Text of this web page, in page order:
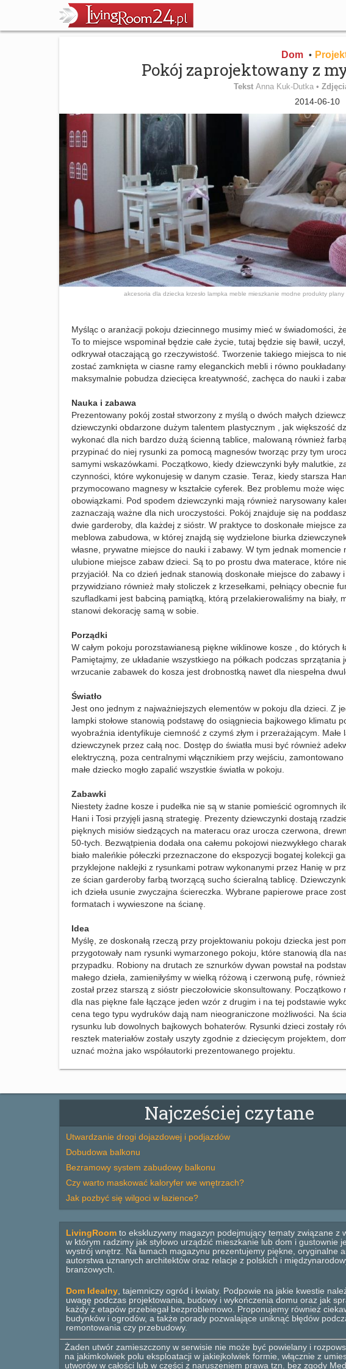
Dom •
Pokój zaprojektowany z
Tekst Anna Kuk-Dutka •
2014-06-10
akcesoria dla dziecka krzesło lampka meble mieszkanie modne produkty plany
Myśląc o aranżacji pokoju dziecinnego musimy mieć w świadomości, że
To to miejsce wspominał będzie całe życie, tutaj będzie się bawił,
odkrywał otaczającą go rzeczywistość. Tworzenie takiego miejsca to
zostać zamknięta w ciasne ramy eleganckich mebli i równo
maksymalnie pobudza dziecięca kreatywność, zachęca do nauki i
Nauka i zabawa
Prezentowany pokój został stworzony z myślą o dwóch małych
dziewczynki obdarzone dużym talentem plastycznym , jak większość
wykonać dla nich bardzo dużą ścienną tablice, malowaną również
przypinać do niej rysunki za pomocą magnesów tworząc przy tym
samymi wskazówkami. Początkowo, kiedy dziewczynki były malutkie,
czynności, które wykonujesię w danym czasie. Teraz, kiedy starsza
przymocowano magnesy w kształcie cyferek. Bez problemu może
obowiązkami. Pod spodem dziewczynki mają również narysowany
zaznaczają ważne dla nich uroczystości. Pokój znajduje się na
dwie garderoby, dla każdej z sióstr. W praktyce to doskonałe miejsce
meblowa zabudowa, w której znajdą się wydzielone biurka
własne, prywatne miejsce do nauki i zabawy. W tym jednak
ulubione miejsce zabaw dzieci. Są to po prostu dwa materace, które
przyjaciół. Na co dzień jednak stanowią doskonałe miejsce do
przywidziano również mały stoliczek z krzesełkami, pełniący obecnie
szufladkami jest babciną pamiątką, którą przelakierowaliśmy na biały,
stanowi dekorację samą w sobie.
Porządki
W całym pokoju porozstawianesą piękne wiklinowe kosze , do których
Pamiętajmy, ze układanie wszystkiego na półkach podczas
wrzucanie zabawek do kosza jest drobnostką nawet dla niespełna
Światło
Jest ono jednym z najważniejszych elementów w pokoju dla dzieci. Z
lampki stołowe stanowią podstawę do osiągniecia bajkowego klimatu
wyobraźnia identyfikuje ciemność z czymś złym i przerażającym.
dziewczynek przez całą noc. Dostęp do światła musi być również
elektryczną, poza centralnymi włącznikiem przy wejściu,
małe dziecko mogło zapalić wszystkie światła w pokoju.
Zabawki
Niestety żadne kosze i pudełka nie są w stanie pomieścić ogromnych
Hani i Tosi przyjęli jasną strategię. Prezenty dziewczynki dostają
pięknych misiów siedzących na materacu oraz urocza czerwona,
50-tych. Bezwątpienia dodała ona całemu pokojowi niezwykłego
biało maleńkie półeczki przeznaczone do ekspozycji bogatej kolekcji
przyklejone naklejki z rysunkami potraw wykonanymi przez Hanię w
ze ścian garderoby farbą tworzącą sucho ścieralną tablicę.
ich dzieła usunie zwyczajna ściereczka. Wybrane papierowe prace
formatach i wywieszone na ścianę.
Idea
Myślę, ze doskonałą rzeczą przy projektowaniu pokoju dziecka jest
przygotowały nam rysunki wymarzonego pokoju, które stanowią dla
przypadku. Robiony na drutach ze sznurków dywan powstał na
małego dzieła, zamieniłyśmy w wielką różową i czerwoną pufę,
został przez starszą z sióstr pieczołowicie skonsultowany.
dla nas piękne fale łączące jeden wzór z drugim i na tej podstawie
cena tego typu wydruków dają nam nieograniczone możliwości. Na
rysunku lub dowolnych bajkowych bohaterów. Rysunki dzieci zostały
resztek materiałów zostały uszyty zgodnie z dziecięcym projektem,
uznać można jako współautorki prezentowanego projektu.
Najcześciej czytane
Utwardzanie drogi dojazdowej i podjazdów
Dobudowa balkonu
Bezramowy system zabudowy balkonu
Czy warto maskować kaloryfer we wnętrzach?
Jak pozbyć się wilgoci w łazience?
LivingRoom to ekskluzywny magazyn podejmujący tematy związane z
w którym radzimy jak stylowo urządzić mieszkanie lub dom i gustownie
wystrój wnętrz. Na łamach magazynu prezentujemy piękne, oryginalne
autorstwa uznanych architektów oraz relacje z polskich i
branżowych.
Dom Idealny , tajemniczy ogród i kwiaty. Podpowie na jakie kwestie
uwagę podczas projektowania, budowy i wykończenia domu oraz jak
każdy z etapów przebiegał bezproblemowo. Proponujemy również
budynków i ogrodów, a także porady pozwalające uniknąć błędów
remontowania czy przebudowy.
Żaden utwór zamieszczony w serwisie nie może być powielany i
na jakimkolwiek polu eksploatacji w jakiejkolwiek formie, włącznie z
utworów w całości lub w części z naruszeniem prawa tzn. bez zgody